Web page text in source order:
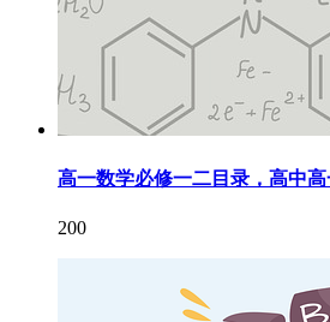
高一数学必修一二目录，高中
200